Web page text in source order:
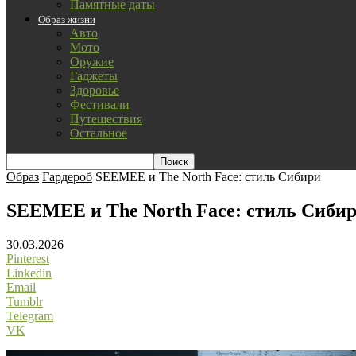
Памятные даты
Образ жизни
Авто
Мото
Оружие
Гаджеты
Здоровье
Фестивали
Путешествия
Остальное
Образ Гардероб SEEMEE и The North Face: стиль Сибири
SEEMEE и The North Face: стиль
30.03.2026
Pinterest
Linkedin
Email
Tumblr
Telegram
VK